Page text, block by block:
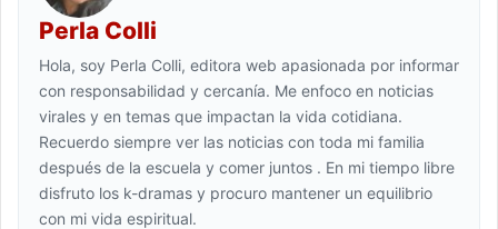
Perla Colli
Hola, soy Perla Colli, editora web apasionada por informar
con responsabilidad y cercanía. Me enfoco en noticias
virales y en temas que impactan la vida cotidiana.
Recuerdo siempre ver las noticias con toda mi familia
después de la escuela y comer juntos . En mi tiempo libre
disfruto los k-dramas y procuro mantener un equilibrio
con mi vida espiritual.